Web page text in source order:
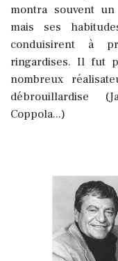
montra souvent
mais ses
conduisirent à
ringardises. Il fut
nombreux
débrouillardise
Coppola...)